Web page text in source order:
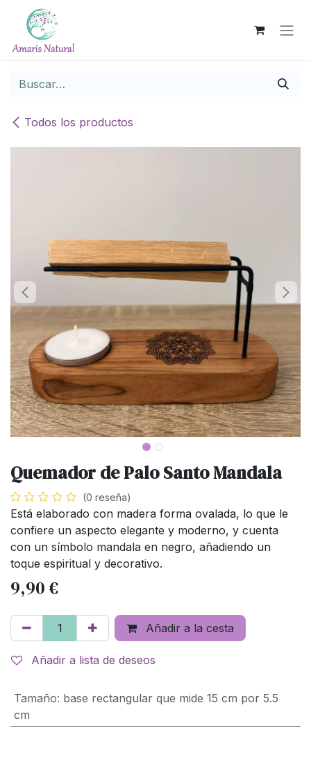
Ir al contenido
Todos los productos
Quemador de Palo Santo Mandala
(0 reseña)
Está elaborado con madera forma ovalada, lo que le
confiere un aspecto elegante y moderno, y cuenta
con un símbolo mandala en negro, añadiendo un
toque espiritual y decorativo.
9,90€
Añadir a la cesta
Añadir a lista de deseos
Tamaño: base rectangular que mide 15 cm por 5.5
cm